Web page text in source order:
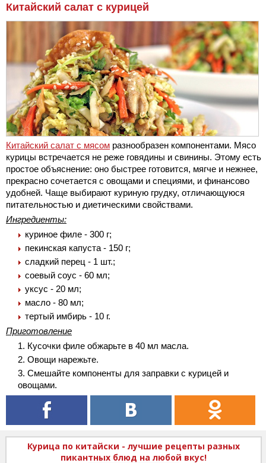
Китайский салат с курицей
Китайский салат с мясом разнообразен компонентами. Мясо
курицы встречается не реже говядины и свинины. Этому есть
простое объяснение: оно быстрее готовится, мягче и нежнее,
прекрасно сочетается с овощами и специями, и финансово
удобней. Чаще выбирают куриную грудку, отличающуюся
питательностью и диетическими свойствами.
Ингредиенты:
куриное филе - 300 г;
пекинская капуста - 150 г;
сладкий перец - 1 шт.;
соевый соус - 60 мл;
уксус - 20 мл;
масло - 80 мл;
тертый имбирь - 10 г.
Приготовление
Кусочки филе обжарьте в 40 мл масла.
Овощи нарежьте.
Смешайте компоненты для заправки с курицей и
овощами.
Курица по китайски - лучшие рецепты разных
пикантных блюд на любой вкус!